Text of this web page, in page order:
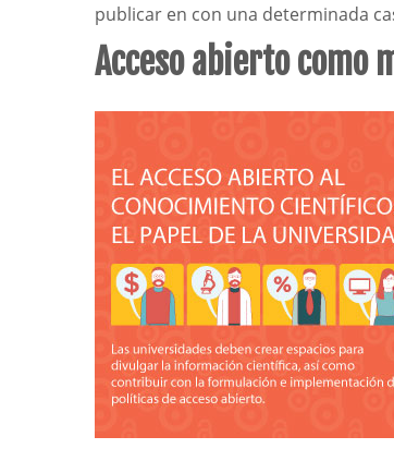
publicar en con una determinada
Acceso abierto como